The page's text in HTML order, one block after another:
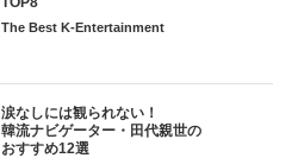
The Best K-Entertainment
涙なしには観られない！
韓流ナビゲーター・田代親世の
おすすめ12選